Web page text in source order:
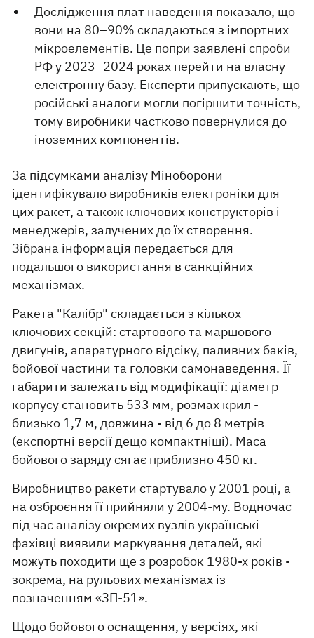
Дослідження плат наведення показало, що
вони на 80–90% складаються з імпортних
мікроелементів. Це попри заявлені спроби
РФ у 2023–2024 роках перейти на власну
електронну базу. Експерти припускають, що
російські аналоги могли погіршити точність,
тому виробники частково повернулися до
іноземних компонентів.
За підсумками аналізу Міноборони
ідентифікувало виробників електроніки для
цих ракет, а також ключових конструкторів і
менеджерів, залучених до їх створення.
Зібрана інформація передається для
подальшого використання в санкційних
механізмах.
Ракета "Калібр" складається з кількох
ключових секцій: стартового та маршового
двигунів, апаратурного відсіку, паливних баків,
бойової частини та головки самонаведення. Її
габарити залежать від модифікації: діаметр
корпусу становить 533 мм, розмах крил -
близько 1,7 м, довжина - від 6 до 8 метрів
(експортні версії дещо компактніші). Маса
бойового заряду сягає приблизно 450 кг.
Виробництво ракети стартувало у 2001 році, а
на озброєння її прийняли у 2004-му. Водночас
під час аналізу окремих вузлів українські
фахівці виявили маркування деталей, які
можуть походити ще з розробок 1980-х років -
зокрема, на рульових механізмах із
позначенням «ЗП-51».
Щодо бойового оснащення, у версіях, які